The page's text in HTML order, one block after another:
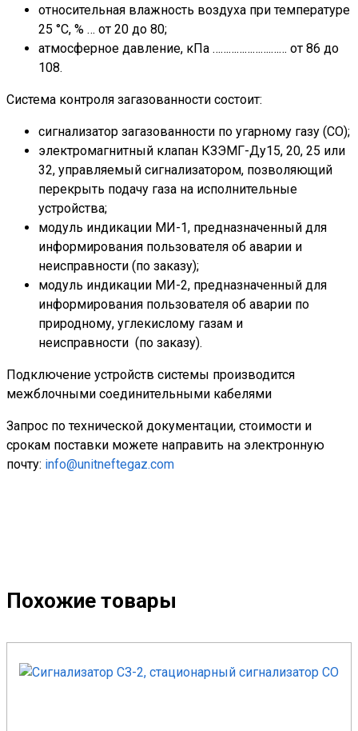
относительная влажность воздуха при температуре
25 °С, % … от 20 до 80;
атмосферное давление, кПа ………………….…… от 86 до
108.
Система контроля загазованности состоит:
сигнализатор загазованности по угарному газу (СО);
электромагнитный клапан КЗЭМГ-Ду15, 20, 25 или
32, управляемый сигнализатором, позволяющий
перекрыть подачу газа на исполнительные
устройства;
модуль индикации МИ-1, предназначенный для
информирования пользователя об аварии и
неисправности (по заказу);
модуль индикации МИ-2, предназначенный для
информирования пользователя об аварии по
природному, углекислому газам и
неисправности (по заказу).
Подключение устройств системы производится
межблочными соединительными кабелями
Запрос по технической документации, стоимости и
срокам поставки можете направить на электронную
почту: info@unitneftegaz.com
Похожие товары